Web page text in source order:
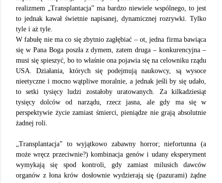
realizmem „Transplantacja” ma bardzo niewiele wspólnego, to jest
to jednak kawał świetnie napisanej, dynamicznej rozrywki. Tylko
tyle i aż tyle.
W fabułę nie ma co się zbytnio zagłębiać – ot, jedna firma bawiąca
się w Pana Boga poszła z dymem, zatem druga – konkurencyjna –
musi się spieszyć, bo to właśnie ona pojawia się na celowniku rządu
USA. Działania, których się podejmują naukowcy, są wysoce
nieetyczne i mocno wątpliwe moralnie, a jednak jeśli by się udało,
to setki tysięcy ludzi zostałoby uratowanych. Za kilkadziesiąt
tysięcy dolców od narządu, rzecz jasna, ale gdy ma się w
perspektywie życie zamiast śmierci, pieniądze nie grają absolutnie
żadnej roli.
„Transplantacja” to wyjątkowo zabawny horror; niefortunna (a
może wręcz przeciwnie?) kombinacja genów i udany eksperyment
wymykają się spod kontroli, gdy zamiast milusich dawców
organów z łona krów dosłownie wydzierają się (pazurami) żądne